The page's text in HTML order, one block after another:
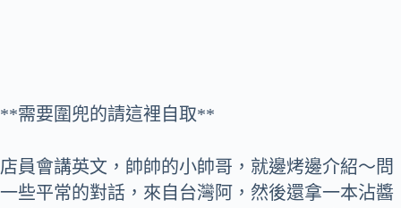
**需要圍兜的請這裡自取**
店員會講英文，帥帥的小帥哥，就邊烤邊介紹～問
一些平常的對話，來自台灣阿，然後還拿一本沾醬